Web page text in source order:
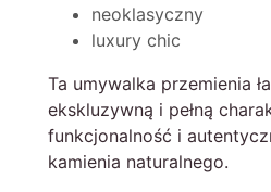
neoklasyczny
luxury chic
Ta umywalka przemienia
ekskluzywną i pełną
funkcjonalność i
kamienia naturalnego.